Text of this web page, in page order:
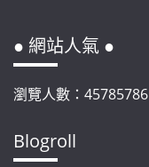
● 網站人氣 ●
瀏覽人數：45785786
Blogroll